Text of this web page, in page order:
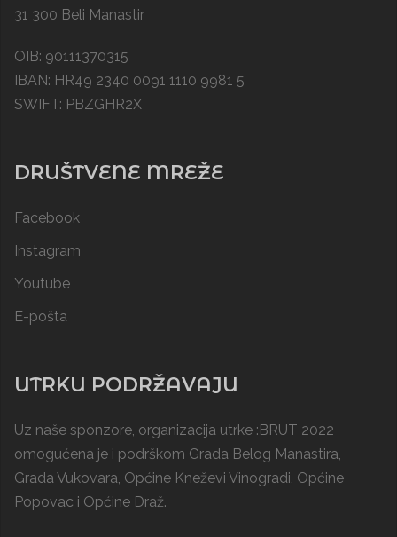
31 300 Beli Manastir
OIB: 90111370315
IBAN: HR49 2340 0091 1110 9981 5
SWIFT: PBZGHR2X
DRUŠTVENE MREŽE
Facebook
Instagram
Youtube
E-pošta
UTRKU PODRŽAVAJU
Uz naše sponzore, organizacija utrke :BRUT 2022
omogućena je i podrškom Grada Belog Manastira,
Grada Vukovara, Općine Kneževi Vinogradi, Općine
Popovac i Općine Draž.